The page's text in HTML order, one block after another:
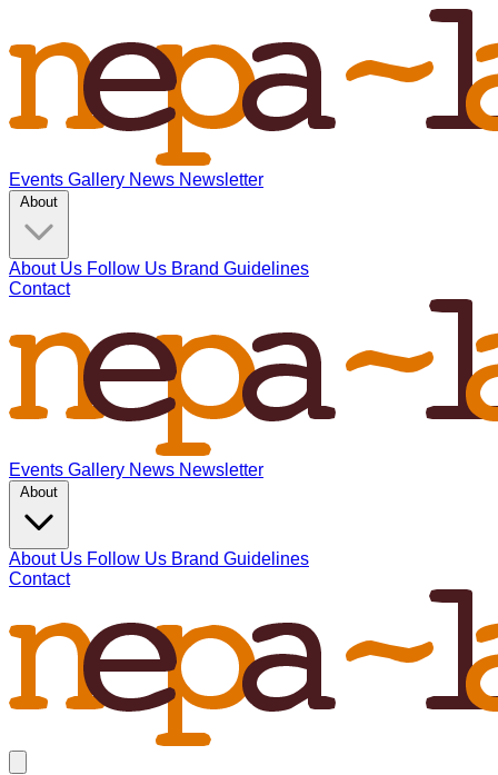
Events Gallery News Newsletter
About Us Follow Us Brand Guidelines
Contact
Events Gallery News Newsletter
About Us Follow Us Brand Guidelines
Contact